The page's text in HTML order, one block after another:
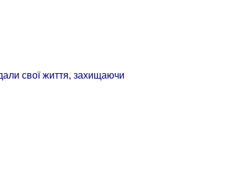
свої життя, захищаючи